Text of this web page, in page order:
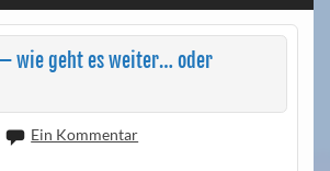
wie geht es weiter… oder
Ein Kommentar